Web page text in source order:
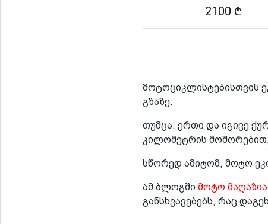
2100 ₾
მოტოციკლისტებისთვის
გზაზე.
თუმცა, ერთი და იგივე
კილომეტრის
სწორედ ამიტომ, მოტო
ამ ბლოგში მოტო
განსხვავებებს, რაც